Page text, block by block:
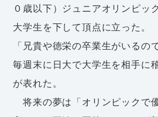
０歳以下）ジュニアオリンピッ
大学生を下して頂点に立った。
「兄貴や徳栄の卒業生がいるの
毎週末に日大で大学生を相手に
が表れた。
将来の夢は「オリンピックで